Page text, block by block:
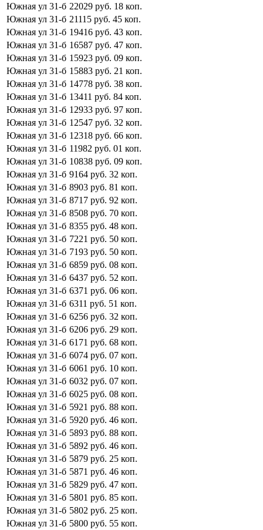
Южная ул 31-б 22029 руб. 18 коп.
Южная ул 31-б 21115 руб. 45 коп.
Южная ул 31-б 19416 руб. 43 коп.
Южная ул 31-б 16587 руб. 47 коп.
Южная ул 31-б 15923 руб. 09 коп.
Южная ул 31-б 15883 руб. 21 коп.
Южная ул 31-б 14778 руб. 38 коп.
Южная ул 31-б 13411 руб. 84 коп.
Южная ул 31-б 12933 руб. 97 коп.
Южная ул 31-б 12547 руб. 32 коп.
Южная ул 31-б 12318 руб. 66 коп.
Южная ул 31-б 11982 руб. 01 коп.
Южная ул 31-б 10838 руб. 09 коп.
Южная ул 31-б 9164 руб. 32 коп.
Южная ул 31-б 8903 руб. 81 коп.
Южная ул 31-б 8717 руб. 92 коп.
Южная ул 31-б 8508 руб. 70 коп.
Южная ул 31-б 8355 руб. 48 коп.
Южная ул 31-б 7221 руб. 50 коп.
Южная ул 31-б 7193 руб. 50 коп.
Южная ул 31-б 6859 руб. 08 коп.
Южная ул 31-б 6437 руб. 52 коп.
Южная ул 31-б 6371 руб. 06 коп.
Южная ул 31-б 6311 руб. 51 коп.
Южная ул 31-б 6256 руб. 32 коп.
Южная ул 31-б 6206 руб. 29 коп.
Южная ул 31-б 6171 руб. 68 коп.
Южная ул 31-б 6074 руб. 07 коп.
Южная ул 31-б 6061 руб. 10 коп.
Южная ул 31-б 6032 руб. 07 коп.
Южная ул 31-б 6025 руб. 08 коп.
Южная ул 31-б 5921 руб. 88 коп.
Южная ул 31-б 5920 руб. 46 коп.
Южная ул 31-б 5893 руб. 88 коп.
Южная ул 31-б 5892 руб. 46 коп.
Южная ул 31-б 5879 руб. 25 коп.
Южная ул 31-б 5871 руб. 46 коп.
Южная ул 31-б 5829 руб. 47 коп.
Южная ул 31-б 5801 руб. 85 коп.
Южная ул 31-б 5802 руб. 25 коп.
Южная ул 31-б 5800 руб. 55 коп.